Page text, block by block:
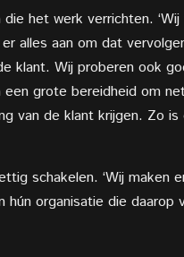
het werk verrichten.
alles aan om dat
klant. Wij proberen ook
grote bereidheid om
van de klant krijgen. Zo
schakelen. ‘Wij maken
organisatie die daarop